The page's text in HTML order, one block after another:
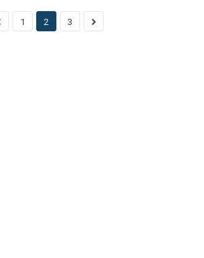
1 2 3